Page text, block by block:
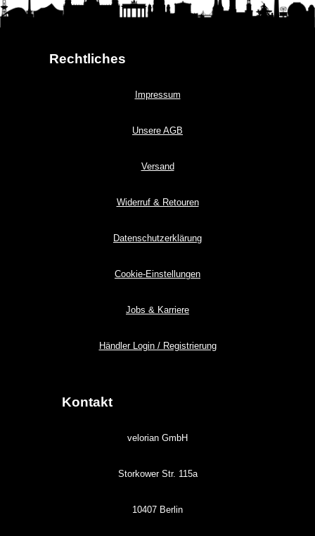
Rechtliches
Impressum
Unsere AGB
Versand
Widerruf & Retouren
Datenschutzerklärung
Cookie-Einstellungen
Jobs & Karriere
Händler Login / Registrierung
Kontakt
velorian GmbH
Storkower Str. 115a
10407 Berlin